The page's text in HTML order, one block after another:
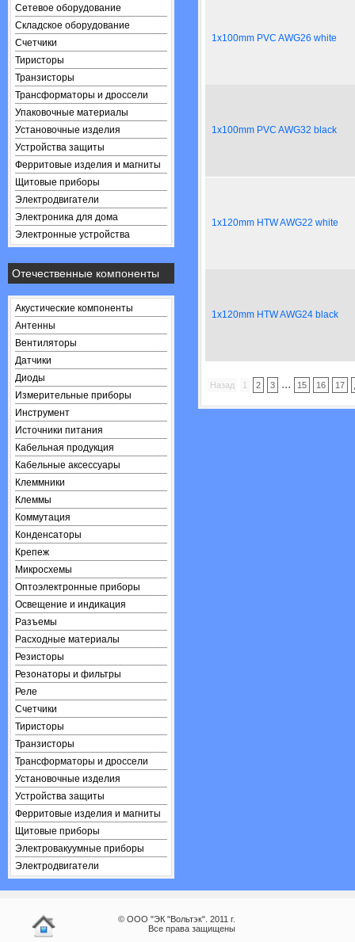
Сетевое оборудование
Складское оборудование
Счетчики
Тиристоры
Транзисторы
Трансформаторы и дроссели
Упаковочные материалы
Установочные изделия
Устройства защиты
Ферритовые изделия и магниты
Щитовые приборы
Электродвигатели
Электроника для дома
Электронные устройства
Отечественные компоненты
Акустические компоненты
Антенны
Вентиляторы
Датчики
Диоды
Измерительные приборы
Инструмент
Источники питания
Кабельная продукция
Кабельные аксессуары
Клеммники
Клеммы
Коммутация
Конденсаторы
Крепеж
Микросхемы
Оптоэлектронные приборы
Освещение и индикация
Разъемы
Расходные материалы
Резисторы
Резонаторы и фильтры
Реле
Счетчики
Тиристоры
Транзисторы
Трансформаторы и дроссели
Установочные изделия
Устройства защиты
Ферритовые изделия и магниты
Щитовые приборы
Электровакуумные приборы
Электродвигатели
1x100mm PVC AWG26 white
1x100mm PVC AWG32 black
1x120mm HTW AWG22 white
1x120mm HTW AWG24 black
Назад 1 2 3 ... 15 16 17
© ООО "ЭК "Вольтэк". 2011 г.
Все права защищены